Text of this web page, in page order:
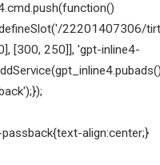
22201407306/
[300, 250]], 'gpt-inline4-
align:center;}